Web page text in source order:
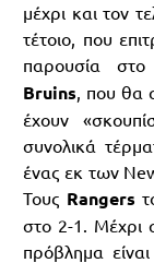
μέχρι και τον
τέτοιο, που
παρουσία
Bruins, που θα
έχουν
συνολικά
ένας εκ των
Τους Rangers
στο 2-1. Μέχρι
πρόβλημα